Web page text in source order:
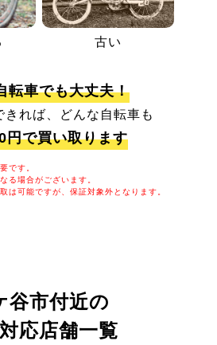
古い
転車でも大丈夫！
きれば、どんな自転車も
円で買い取ります
です。
る場合がございます。
は可能ですが、保証対象外となります。
谷市付近の
応店舗一覧